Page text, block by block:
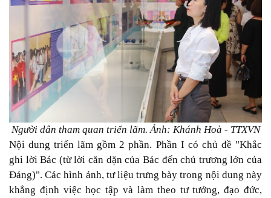
Người dân tham quan triển lãm. Ảnh: Khánh Hoà - TTXVN
Nội dung triển lãm gồm 2 phần. Phần I có chủ đề "Khắc
ghi lời Bác (từ lời căn dặn của Bác đến chủ trương lớn của
Đảng)". Các hình ảnh, tư liệu trưng bày trong nội dung này
khẳng định việc học tập và làm theo tư tưởng, đạo đức,